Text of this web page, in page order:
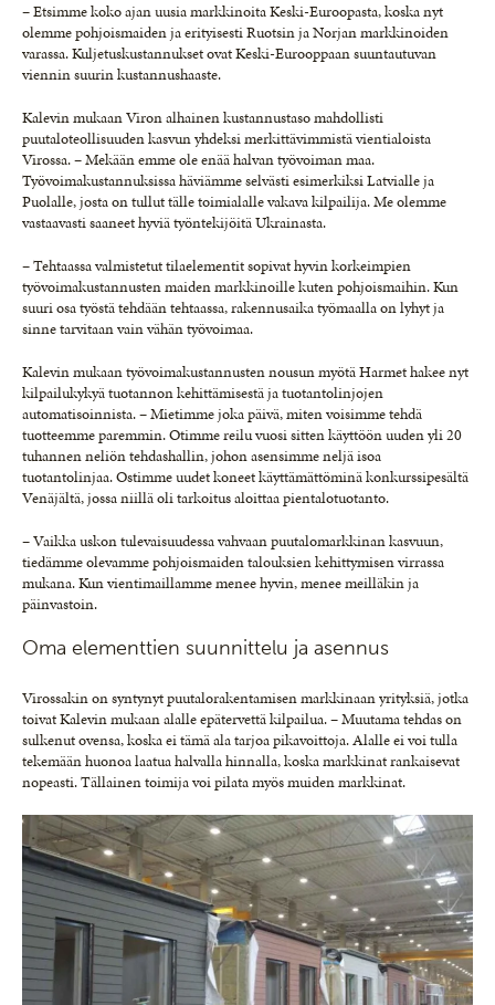
– Etsimme koko ajan uusia markkinoita Keski-Euroopasta, koska nyt
olemme pohjoismaiden ja erityisesti Ruotsin ja Norjan markkinoiden
varassa. Kuljetuskustannukset ovat Keski-Eurooppaan suuntautuvan
viennin suurin kustannushaaste.
Kalevin mukaan Viron alhainen kustannustaso mahdollisti
puutaloteollisuuden kasvun yhdeksi merkittävimmistä vientialoista
Virossa. – Mekään emme ole enää halvan työvoiman maa.
Työvoimakustannuksissa häviämme selvästi esimerkiksi Latvialle ja
Puolalle, josta on tullut tälle toimialalle vakava kilpailija. Me olemme
vastaavasti saaneet hyviä työntekijöitä Ukrainasta.
– Tehtaassa valmistetut tilaelementit sopivat hyvin korkeimpien
työvoimakustannusten maiden markkinoille kuten pohjoismaihin. Kun
suuri osa työstä tehdään tehtaassa, rakennusaika työmaalla on lyhyt ja
sinne tarvitaan vain vähän työvoimaa.
Kalevin mukaan työvoimakustannusten nousun myötä Harmet hakee nyt
kilpailukykyä tuotannon kehittämisestä ja tuotantolinjojen
automatisoinnista. – Mietimme joka päivä, miten voisimme tehdä
tuotteemme paremmin. Otimme reilu vuosi sitten käyttöön uuden yli 20
tuhannen neliön tehdashallin, johon asensimme neljä isoa
tuotantolinjaa. Ostimme uudet koneet käyttämättöminä konkurssipesältä
Venäjältä, jossa niillä oli tarkoitus aloittaa pientalotuotanto.
– Vaikka uskon tulevaisuudessa vahvaan puutalomarkkinan kasvuun,
tiedämme olevamme pohjoismaiden talouksien kehittymisen virrassa
mukana. Kun vientimaillamme menee hyvin, menee meilläkin ja
päinvastoin.
Oma elementtien suunnittelu ja asennus
Virossakin on syntynyt puutalorakentamisen markkinaan yrityksiä, jotka
toivat Kalevin mukaan alalle epätervettä kilpailua. – Muutama tehdas on
sulkenut ovensa, koska ei tämä ala tarjoa pikavoittoja. Alalle ei voi tulla
tekemään huonoa laatua halvalla hinnalla, koska markkinat rankaisevat
nopeasti. Tällainen toimija voi pilata myös muiden markkinat.